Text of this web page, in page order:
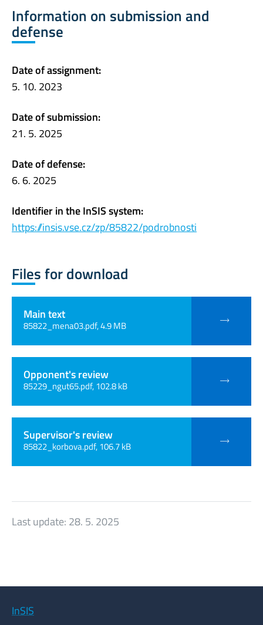
Information on submission and
defense
Date of assignment:
5. 10. 2023
Date of submission:
21. 5. 2025
Date of defense:
6. 6. 2025
Identifier in the InSIS system:
https://insis.vse.cz/zp/85822/podrobnosti
Files for download
Main text
85822_mena03.pdf, 4.9 MB
Opponent's review
85229_ngut65.pdf, 102.8 kB
Supervisor's review
85822_korbova.pdf, 106.7 kB
Last update: 28. 5. 2025
InSIS